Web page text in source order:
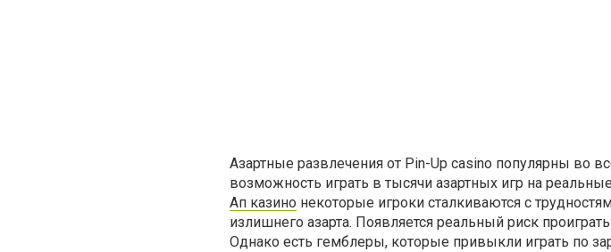
Азартные развлечения от Pin-Up casino популярны во
возможность играть в тысячи азартных игр на
Ап казино некоторые игроки сталкиваются с
излишнего азарта. Появляется реальный риск
Однако есть гемблеры, которые привыкли играть по